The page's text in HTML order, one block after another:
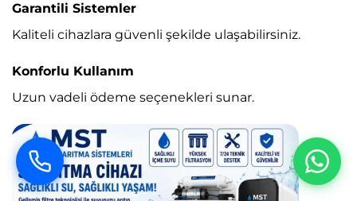
Garantili Sistemler
Kaliteli cihazlara güvenli şekilde ulaşabilirsiniz.
Konforlu Kullanım
Uzun vadeli ödeme seçenekleri sunar.